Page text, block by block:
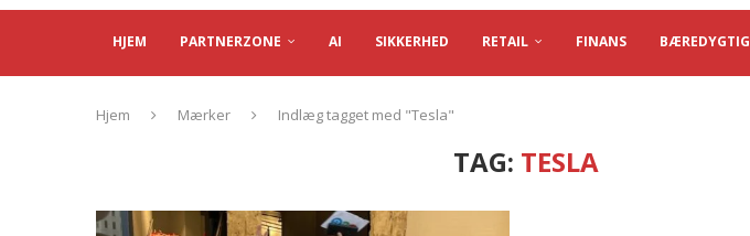
HJEM PARTNERZONE AI SIKKERHED RETAIL FINANS
Hjem Mærker Indlæg tagget med "Tesla"
TAG: TESLA